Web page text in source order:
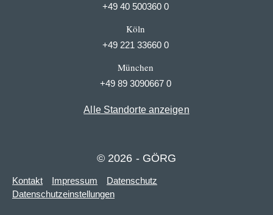
+49 40 500360 0
Köln
+49 221 33660 0
München
+49 89 3090667 0
Alle Standorte anzeigen
© 2026 - GÖRG
Kontakt Impressum
Datenschutz
Datenschutzeinstellungen